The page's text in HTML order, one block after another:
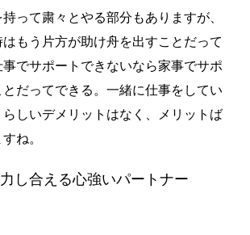
って粛々とやる部分もありますが、
はもう片方が助け舟を出すことだって
でサポートできないなら家事でサポ
だってできる。一緒に仕事をしてい
らしいデメリットはなく、メリットば
ね。
し合える心強いパートナー